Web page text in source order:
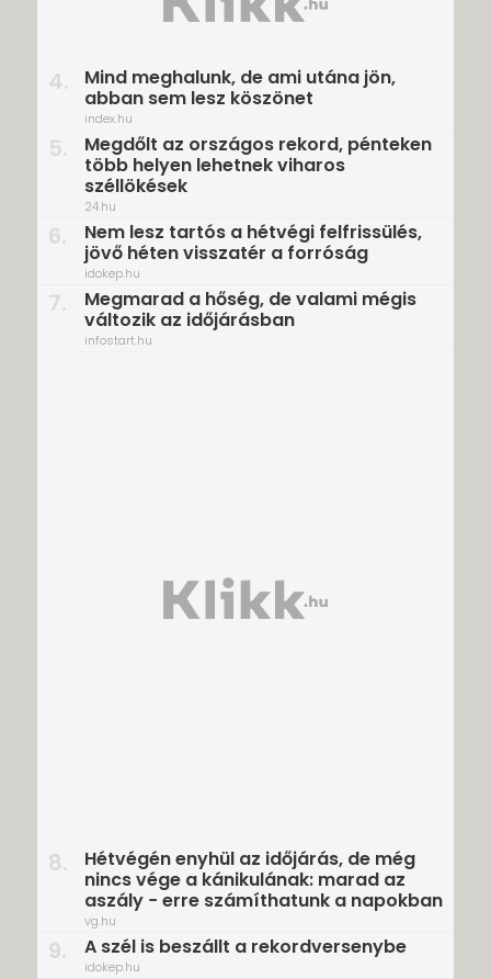
4.
Mind meghalunk, de ami utána jön,
abban sem lesz köszönet
index.hu
5.
Megdőlt az országos rekord, pénteken
több helyen lehetnek viharos
széllökések
24.hu
6.
Nem lesz tartós a hétvégi felfrissülés,
jövő héten visszatér a forróság
idokep.hu
7.
Megmarad a hőség, de valami mégis
változik az időjárásban
infostart.hu
8.
Hétvégén enyhül az időjárás, de még
nincs vége a kánikulának: marad az
aszály − erre számíthatunk a napokban
vg.hu
9. A szél is beszállt a rekordversenybe
idokep.hu